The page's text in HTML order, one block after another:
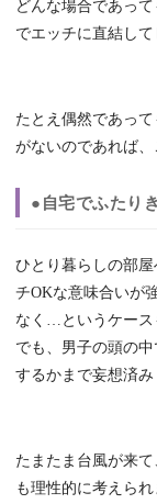
どんな場合であっ
でエッチに直結して
たとえ偶然であっ
がないのであれば、
●自宅でふたり
ひとり暮らしの部
チOKな意味合いが
なく…というケース
でも、男子の頭の
するかまで妄想済み
たまたま台風が来
も理性的に考えら